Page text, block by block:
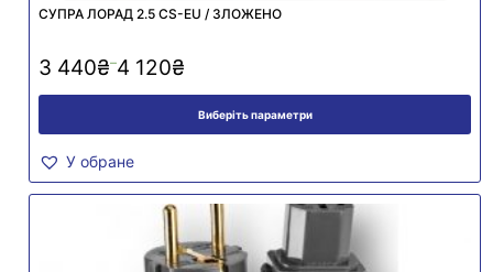
СУПРА ЛОРАД 2.5 CS-EU / ЗЛОЖЕНО
3 440₴–4 120₴
Виберіть параметри
У обране